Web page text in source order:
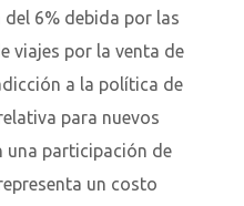
6% debida por las
viajes por la venta de
a la política de
para nuevos
una participación de
un costo